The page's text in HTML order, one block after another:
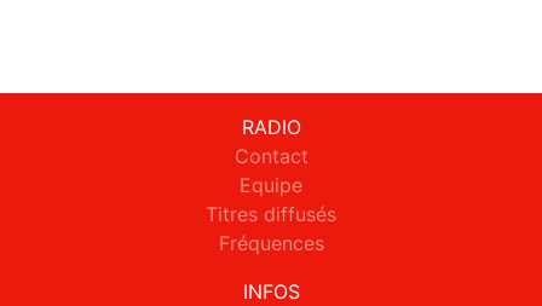
RADIO
Contact
Equipe
Titres diffusés
Fréquences
INFOS